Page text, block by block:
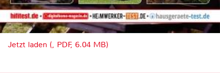
Jetzt laden (, PDF, 6.04 MB)